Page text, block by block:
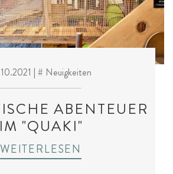
| # Neuigkeiten
ABENTEUER
IM "QUAKI"
WEITERLESEN